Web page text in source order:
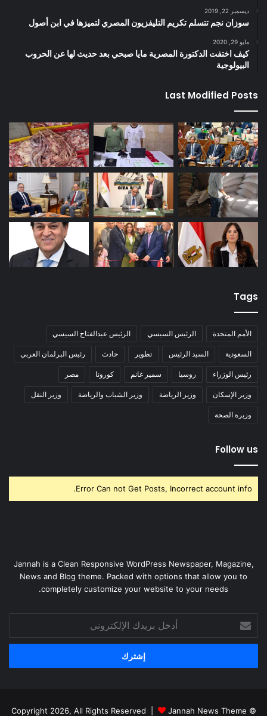
ديسمبر 22, 2019
سوزان نجم تتسلم تكريم التليفزيون المصري لتميزها في ابن أصول
مايو 29, 2020
كيف اختفت الدكتورة المصرية مايا صبحي بعد حديث لها عن الحروب
البيولوجية
Last Modified Posts
Tags
الأمم المتحدة الرئيس السيسي الرئيس عبدالفتاح السيسي
السعودية السيد الرئيس تطوير حادث رئيس البرلمان العربي
رئيس الوزراء روسيا سمير غانم كورونا مصر
وزير الإسكان وزير الرياضة وزير الشباب والرياضة وزير النقل
وزيرة الصحة
Follow us
Error Can not Get Posts, Incorrect account info.
Jannah is a Clean Responsive WordPress Newspaper, Magazine,
News and Blog theme. Packed with options that allow you to
completely customize your website to your needs.
بريدك
الإلكتروني
© Copyright 2026, All Rights Reserved |
Jannah News Theme